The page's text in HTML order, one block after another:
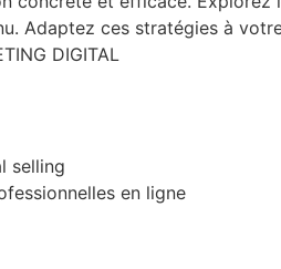
Adaptez ces stratégies à
DIGITAL
selling
en ligne